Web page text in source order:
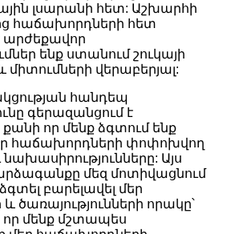
լսարանի հետ: Աշխարհի
հաճախորդների հետ
արժեքավոր
ենք ստանում շուկայի
միտումների վերաբերյալ:
հանդեպ
գերազանցում է
որ մենք ձգտում ենք
հաճախորդների փոփոխվող
Այս
մեզ մոտիվացնում
բարելավել մեր
ծառայությունների որակը՝
մենք մշտապես